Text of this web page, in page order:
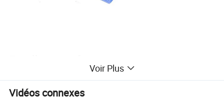
Sensibilité élevée qui pourrait augmenter l'efficacité
de la fabrication des plaques.
Voir Plus
Vidéos connexes